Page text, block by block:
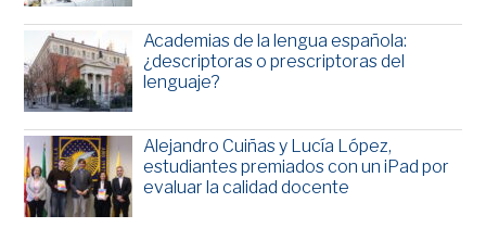
Academias de la lengua española:
¿descriptoras o prescriptoras del
lenguaje?
Alejandro Cuiñas y Lucía López,
estudiantes premiados con un iPad por
evaluar la calidad docente